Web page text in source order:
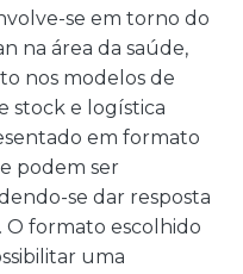
se em torno do
na área da saúde,
nos modelos de
stock e logística
em formato
podem ser
se dar resposta
O formato escolhido
uma